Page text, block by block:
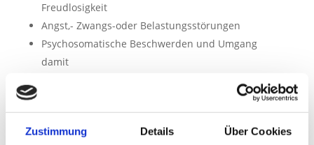
Zustimmung Details Über Cookies
Freudlosigkeit
Angst,- Zwangs-oder Belastungsstörungen
Psychosomatische Beschwerden und Umgang
damit
Hilfe in kritischen Lebensphasen
Hilfe bei Beziehungsproblemen